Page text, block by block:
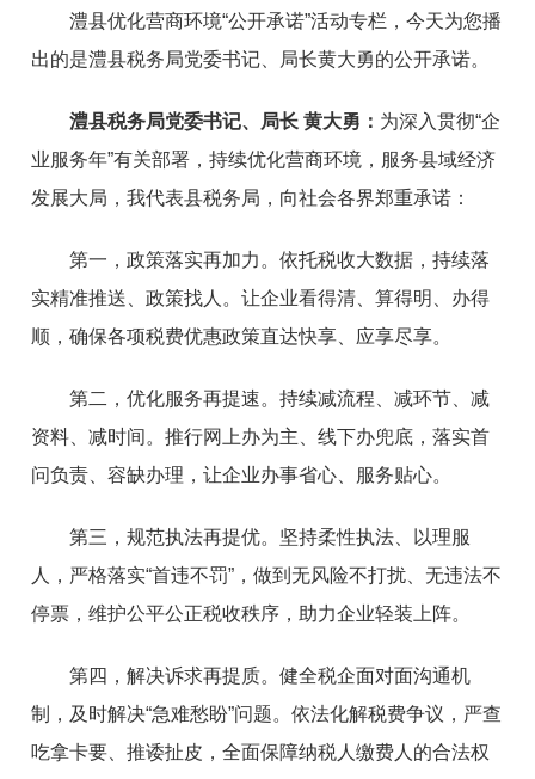
澧县优化营商环境“公开承诺”活动专栏，今天为您播
出的是澧县税务局党委书记、局长黄大勇的公开承诺。
澧县税务局党委书记、局长 黄大勇： 为深入贯彻“企
业服务年”有关部署，持续优化营商环境，服务县域经济
发展大局，我代表县税务局，向社会各界郑重承诺：
第一，政策落实再加力。依托税收大数据，持续落
实精准推送、政策找人。让企业看得清、算得明、办得
顺，确保各项税费优惠政策直达快享、应享尽享。
第二，优化服务再提速。持续减流程、减环节、减
资料、减时间。推行网上办为主、线下办兜底，落实首
问负责、容缺办理，让企业办事省心、服务贴心。
第三，规范执法再提优。坚持柔性执法、以理服
人，严格落实“首违不罚”，做到无风险不打扰、无违法不
停票，维护公平公正税收秩序，助力企业轻装上阵。
第四，解决诉求再提质。健全税企面对面沟通机
制，及时解决“急难愁盼”问题。依法化解税费争议，严查
吃拿卡要、推诿扯皮，全面保障纳税人缴费人的合法权